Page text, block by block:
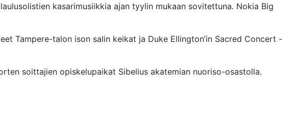
kasarimusiikkia ajan tyylin mukaan sovitettuna. Nokia Big
Tampere-talon ison salin keikat ja Duke Ellington’in Sacred Concert -
soittajien opiskelupaikat Sibelius akatemian nuoriso-osastolla.